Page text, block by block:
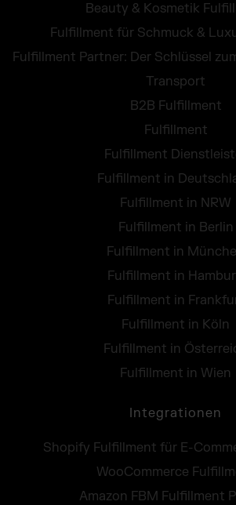
Beauty & Kosmetik
Fulfillment für Schmuck &
Transport
B2B Fulfillment
Fulfillment
Fulfillment
Fulfillment in
Fulfillment in NRW
Fulfillment in Berlin
Fulfillment in
Fulfillment in
Fulfillment in
Fulfillment in Köln
Fulfillment in
Fulfillment in Wien
Integrationen
Shopify Fulfillment für E-
WooCommerce
Amazon FBM Fulfillment